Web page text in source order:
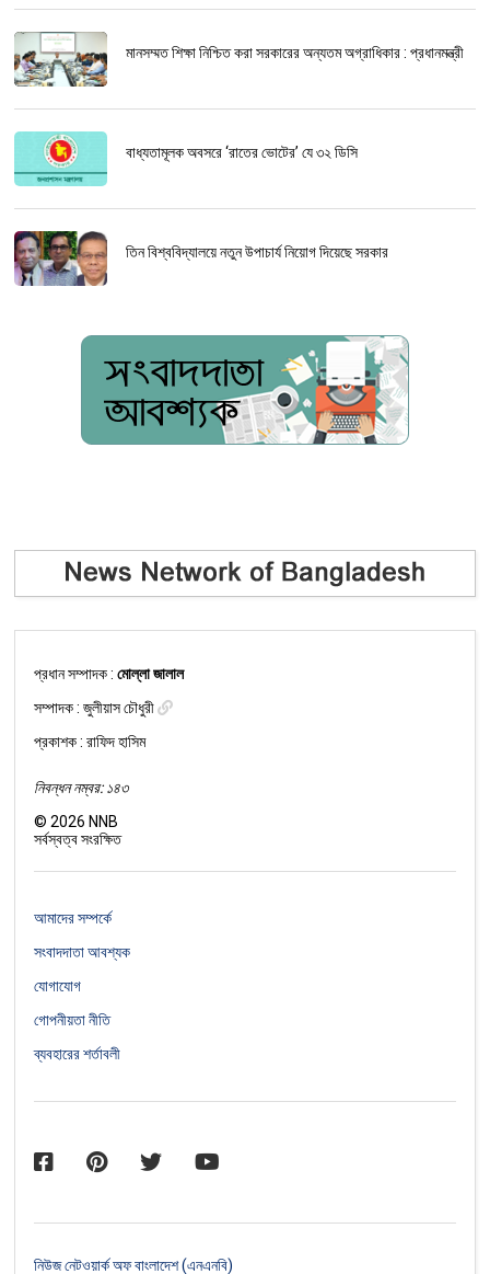
মানসম্মত শিক্ষা নিশ্চিত করা সরকারের অন্যতম অগ্রাধিকার : প্রধানমন্ত্রী
বাধ্যতামূলক অবসরে ‘রাতের ভোটের’ যে ৩২ ডিসি
তিন বিশ্ববিদ্যালয়ে নতুন উপাচার্য নিয়োগ দিয়েছে সরকার
প্রধান সম্পাদক :মোল্লা জালাল
সম্পাদক :জুলীয়াস চৌধুরী
প্রকাশক : রাফিদ হাসিম
নিবন্ধন নম্বর: ১৪৩
©2026 NNB
সর্বস্বত্ব সংরক্ষিত
আমাদের সম্পর্কে
সংবাদদাতা আবশ্যক
যোগাযোগ
গোপনীয়তা নীতি
ব্যবহারের শর্তাবলী
নিউজ নেটওয়ার্ক অফ বাংলাদেশ (এনএনবি)